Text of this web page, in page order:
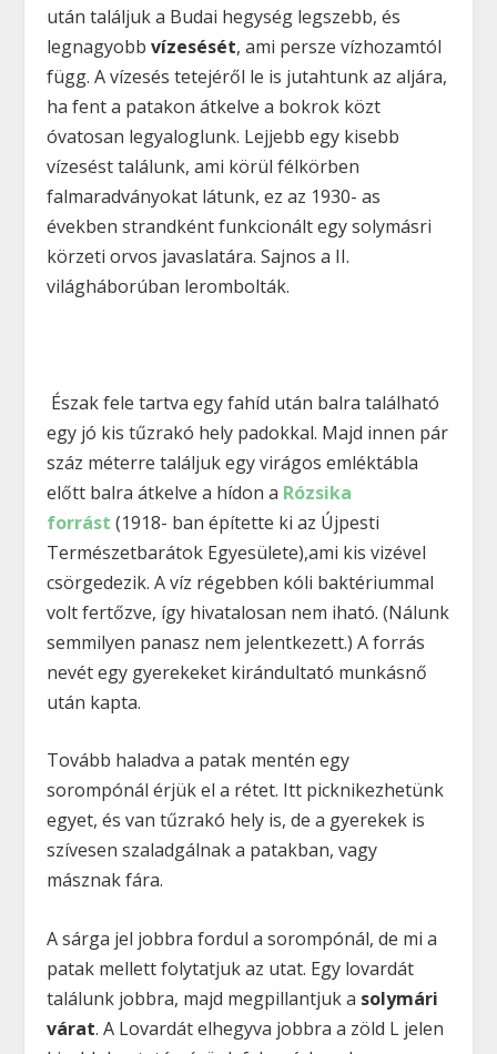
után találjuk a Budai hegység legszebb, és
legnagyobbvízesését, ami persze vízhozamtól
függ. A vízesés tetejéről le is jutahtunk az aljára,
ha fent a patakon átkelve a bokrok közt
óvatosan legyaloglunk. Lejjebb egy kisebb
vízesést találunk, ami körül félkörben
falmaradványokat látunk, ez az 1930- as
években strandként funkcionált egy solymásri
körzeti orvos javaslatára. Sajnos a II.
világháborúban lerombolták.
Észak fele tartva egy fahíd után balra található
egy jó kis tűzrakó hely padokkal. Majd innen pár
száz méterre találjuk egy virágos emléktábla
előtt balra átkelve a hídon a Rózsika
forrást (1918- ban építette ki az Újpesti
Természetbarátok Egyesülete),ami kis vizével
csörgedezik. A víz régebben kóli baktériummal
volt fertőzve, így hivatalosan nem iható. (Nálunk
semmilyen panasz nem jelentkezett.) A forrás
nevét egy gyerekeket kirándultató munkásnő
után kapta.
Tovább haladva a patak mentén egy
sorompónál érjük el a rétet. Itt picknikezhetünk
egyet, és van tűzrakó hely is, de a gyerekek is
szívesen szaladgálnak a patakban, vagy
másznak fára.
A sárga jel jobbra fordul a sorompónál, de mi a
patak mellett folytatjuk az utat. Egy lovardát
találunk jobbra, majd megpillantjuk a solymári
várat. A Lovardát elhegyva jobbra a zöld L jelen